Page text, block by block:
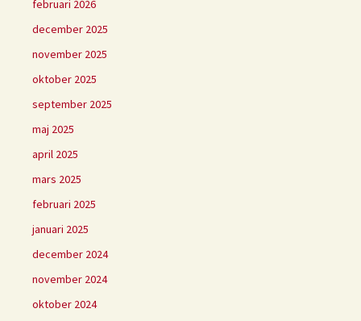
februari 2026
december 2025
november 2025
oktober 2025
september 2025
maj 2025
april 2025
mars 2025
februari 2025
januari 2025
december 2024
november 2024
oktober 2024